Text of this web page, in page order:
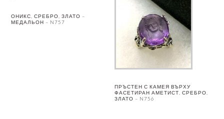
ОНИКС, СРЕБРО, ЗЛАТО –
МЕДАЛЬОН – N757
ПРЪСТЕН С КАМЕЯ ВЪРХУ
ФАСЕТИРАН АМЕТИСТ, СРЕБРО,
ЗЛАТО – N756